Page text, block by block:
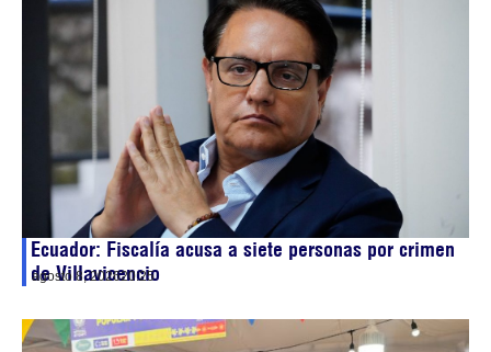
Ecuador: Fiscalía acusa a siete personas por crimen
de Villavicencio
agosto 8, 202620:25